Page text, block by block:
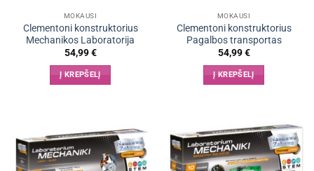
MOKAUSI
Clementoni konstruktorius
Mechanikos Laboratorija
54,99€
Į KREPŠELĮ
MOKAUSI
Clementoni konstruktorius
Pagalbos transportas
54,99€
Į KREPŠELĮ